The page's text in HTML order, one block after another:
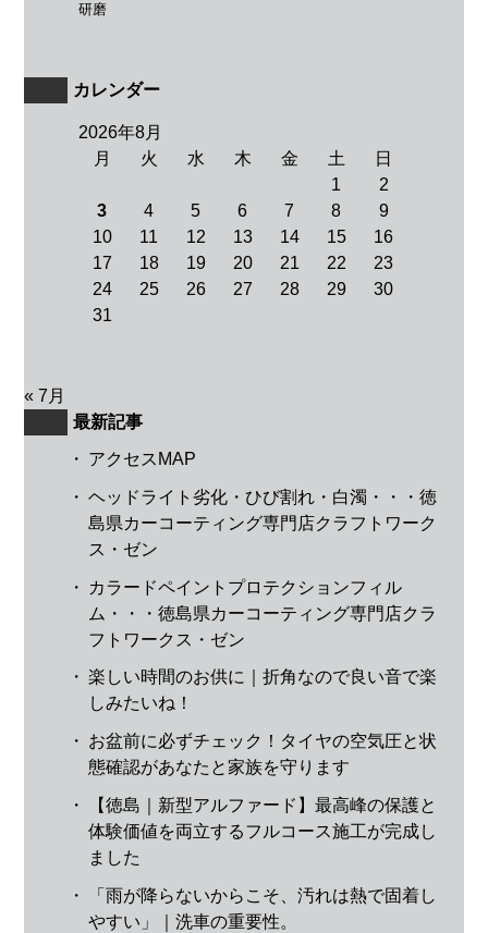
研磨
カレンダー
2026年8月
月
火 水 木 金 土
日
1
2
3
4 5 6 7 8
9
10
11 12 13 14 15
16
17
18 19 20 21 22
23
24
25 26 27 28 29
30
31
« 7月
最新記事
・ アクセスMAP
・ ヘッドライト劣化・ひび割れ・白濁・・・徳
島県カーコーティング専門店クラフトワーク
ス・ゼン
・
カラードペイントプロテクションフィル
ム・・・徳島県カーコーティング専門店クラ
フトワークス・ゼン
・ 楽しい時間のお供に｜折角なので良い音で楽
しみたいね！
・ お盆前に必ずチェック！タイヤの空気圧と状
態確認があなたと家族を守ります
・
【徳島｜新型アルファード】最高峰の保護と
体験価値を両立するフルコース施工が完成し
ました
・
「雨が降らないからこそ、汚れは熱で固着し
やすい」｜洗車の重要性。